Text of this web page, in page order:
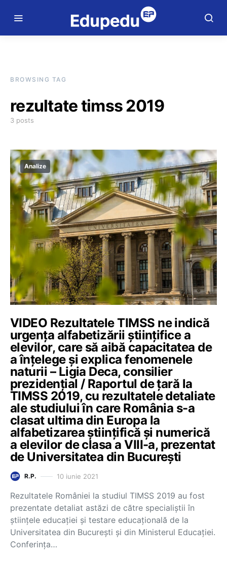
BROWSING TAG
rezultate timss 2019
3 posts
Analize
VIDEO Rezultatele TIMSS ne indică
urgența alfabetizării științifice a
elevilor, care să aibă capacitatea de
a înțelege și explica fenomenele
naturii – Ligia Deca, consilier
prezidențial / Raportul de țară la
TIMSS 2019, cu rezultatele detaliate
ale studiului în care România s-a
clasat ultima din Europa la
alfabetizarea științifică și numerică
a elevilor de clasa a VIII-a, prezentat
de Universitatea din București
R.P. 10 iunie 2021
Rezultatele României la studiul TIMSS 2019 au fost
prezentate detaliat astăzi de către specialiștii în
științele educației și testare educațională de la
Universitatea din București și din Ministerul Educației.
Conferința…